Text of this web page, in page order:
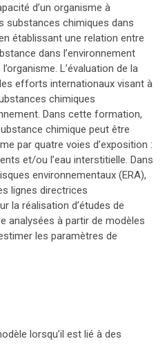
d’un organisme à
substances chimiques dans
établissant une relation entre
dans l’environnement
L’évaluation de la
efforts internationaux visant à
chimiques
Dans cette formation,
chimique peut être
par quatre voies d’exposition :
et/ou l’eau interstitielle. Dans
environnementaux (ERA),
lignes directrices
la réalisation d’études de
analysées à partir de modèles
les paramètres de
lorsqu’il est lié à des